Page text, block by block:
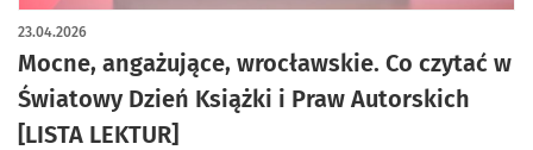
Mocne, angażujące, wrocławskie. Co czytać w
Światowy Dzień Książki i Praw Autorskich
[LISTA LEKTUR]
23.04.2026
artykuł z galerią zdjęć